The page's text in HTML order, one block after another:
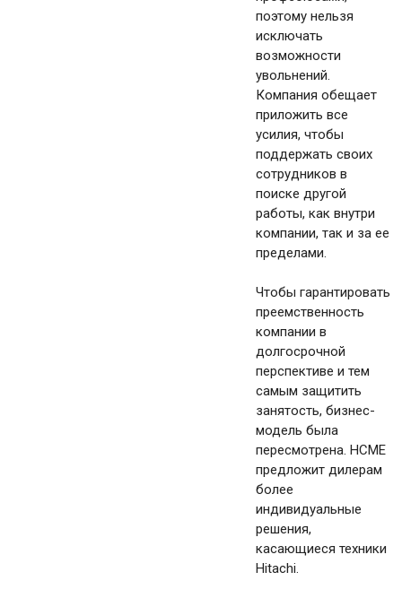
поэтому нельзя
исключать
возможности
увольнений.
Компания обещает
приложить все
усилия, чтобы
поддержать своих
сотрудников в
поиске другой
работы, как внутри
компании, так и за ее
пределами.
Чтобы гарантировать
преемственность
компании в
долгосрочной
перспективе и тем
самым защитить
занятость, бизнес-
модель была
пересмотрена. HCME
предложит дилерам
более
индивидуальные
решения,
касающиеся техники
Hitachi.